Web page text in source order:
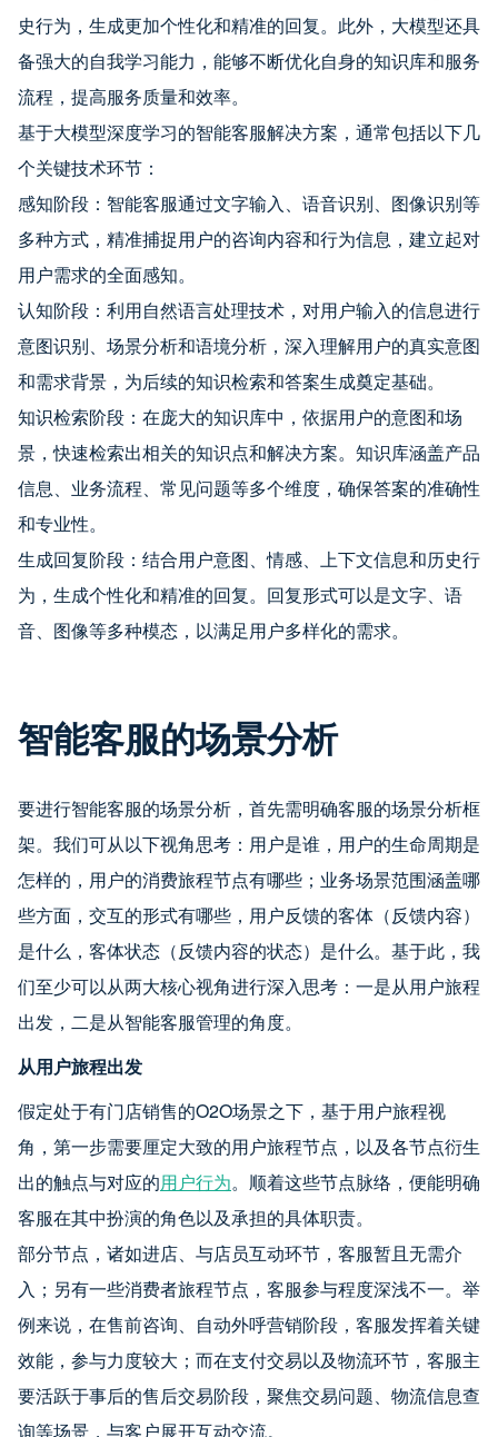
史行为，生成更加个性化和精准的回复。此外，大模型还具
备强大的自我学习能力，能够不断优化自身的知识库和服务
流程，提高服务质量和效率。
基于大模型深度学习的智能客服解决方案，通常包括以下几
个关键技术环节：
感知阶段：智能客服通过文字输入、语音识别、图像识别等
多种方式，精准捕捉用户的咨询内容和行为信息，建立起对
用户需求的全面感知。
认知阶段：利用自然语言处理技术，对用户输入的信息进行
意图识别、场景分析和语境分析，深入理解用户的真实意图
和需求背景，为后续的知识检索和答案生成奠定基础。
知识检索阶段：在庞大的知识库中，依据用户的意图和场
景，快速检索出相关的知识点和解决方案。知识库涵盖产品
信息、业务流程、常见问题等多个维度，确保答案的准确性
和专业性。
生成回复阶段：结合用户意图、情感、上下文信息和历史行
为，生成个性化和精准的回复。回复形式可以是文字、语
音、图像等多种模态，以满足用户多样化的需求。
智能客服的场景分析
要进行智能客服的场景分析，首先需明确客服的场景分析框
架。我们可从以下视角思考：用户是谁，用户的生命周期是
怎样的，用户的消费旅程节点有哪些；业务场景范围涵盖哪
些方面，交互的形式有哪些，用户反馈的客体（反馈内容）
是什么，客体状态（反馈内容的状态）是什么。基于此，我
们至少可以从两大核心视角进行深入思考：一是从用户旅程
出发，二是从智能客服管理的角度。
从用户旅程出发
假定处于有门店销售的O2O场景之下，基于用户旅程视
角，第一步需要厘定大致的用户旅程节点，以及各节点衍生
出的触点与对应的用户行为。顺着这些节点脉络，便能明确
客服在其中扮演的角色以及承担的具体职责。
部分节点，诸如进店、与店员互动环节，客服暂且无需介
入；另有一些消费者旅程节点，客服参与程度深浅不一。举
例来说，在售前咨询、自动外呼营销阶段，客服发挥着关键
效能，参与力度较大；而在支付交易以及物流环节，客服主
要活跃于事后的售后交易阶段，聚焦交易问题、物流信息查
询等场景，与客户展开互动交流。